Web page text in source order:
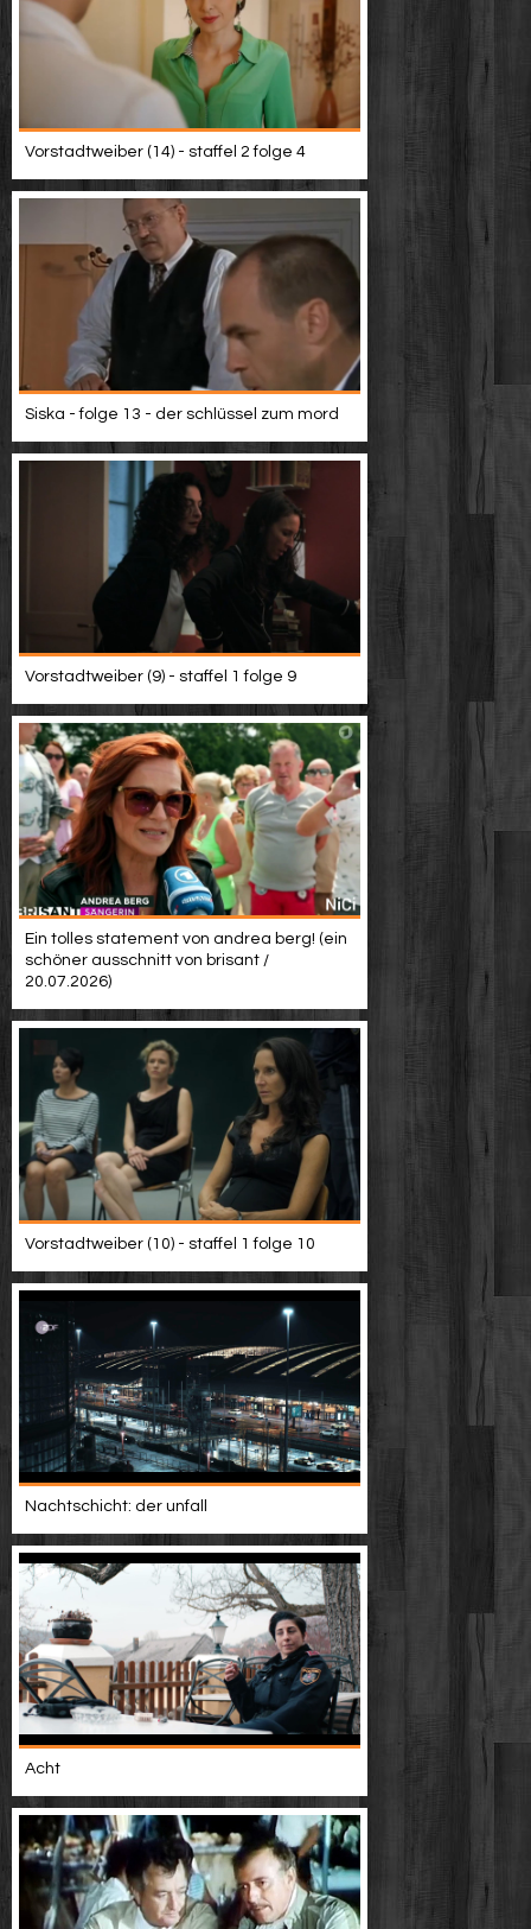
Vorstadtweiber (14) - staffel 2 folge 4
Siska - folge 13 - der schlüssel zum mord
Vorstadtweiber (9) - staffel 1 folge 9
Ein tolles statement von andrea berg! (ein
schöner ausschnitt von brisant /
20.07.2026)
Vorstadtweiber (10) - staffel 1 folge 10
Nachtschicht: der unfall
Acht